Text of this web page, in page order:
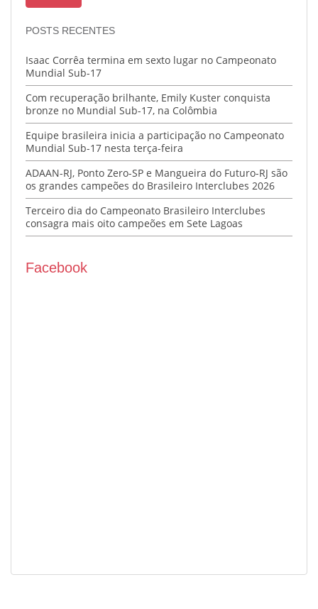
POSTS RECENTES
Isaac Corrêa termina em sexto lugar no Campeonato
Mundial Sub-17
Com recuperação brilhante, Emily Kuster conquista
bronze no Mundial Sub-17, na Colômbia
Equipe brasileira inicia a participação no Campeonato
Mundial Sub-17 nesta terça-feira
ADAAN-RJ, Ponto Zero-SP e Mangueira do Futuro-RJ são
os grandes campeões do Brasileiro Interclubes 2026
Terceiro dia do Campeonato Brasileiro Interclubes
consagra mais oito campeões em Sete Lagoas
Facebook